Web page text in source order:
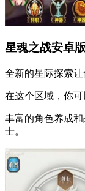
星魂之战安卓
全新的星际探索让
在这个区域，你可
丰富的角色养成
士。